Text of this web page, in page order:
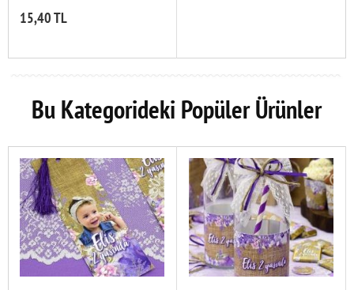
15,40 TL
Bu Kategorideki Popüler Ürünler